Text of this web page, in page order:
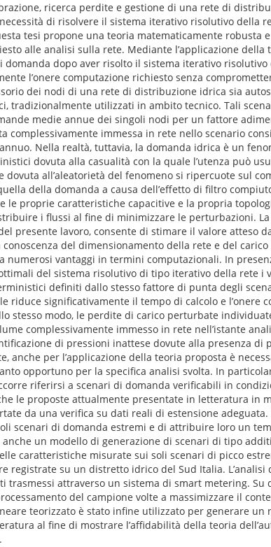
ricerca perdite e gestione di una rete di
di risolvere il sistema iterativo risolutivo della
tesi propone una teoria matematicamente robusta
alle analisi sulla rete. Mediante l’applicazione
dopo aver risolto il sistema iterativo
l’onere computazione richiesto senza
dei nodi di una rete di distribuzione idrica sia
tradizionalmente utilizzati in ambito tecnico. Tali
medie annue dei singoli nodi per un fattore
complessivamente immessa in rete nello scenario
Nella realtà, tuttavia, la domanda idrica è un
dovuta alla casualità con la quale l’utenza può
all’aleatorietà del fenomeno si ripercuote sul
della domanda a causa dell’effetto di filtro
le proprie caratteristiche capacitive e la propria
i flussi al fine di minimizzare le perturbazioni.
presente lavoro, consente di stimare il valore atteso
del dimensionamento della rete e del
numerosi vantaggi in termini computazionali. In
del sistema risolutivo di tipo iterativo della rete i
definiti dallo stesso fattore di punta degli
riduce significativamente il tempo di calcolo e l’onere
stesso modo, le perdite di carico perturbate
complessivamente immesso in rete nell’istante
di pressioni inattese dovute alla presenza di
anche per l’applicazione della teoria proposta è
opportuno per la specifica analisi svolta. In
riferirsi a scenari di domanda verificabili in
le proposte attualmente presentate in letteratura in
da una verifica su dati reali di estensione
scenari di domanda estremi e di attribuire loro un
un modello di generazione di scenari di tipo
caratteristiche misurate sui soli scenari di picco
registrate su un distretto idrico del Sud Italia.
trasmessi attraverso un sistema di smart metering.
del campione volte a massimizzare il
teorizzato è stato infine utilizzato per generare un
al fine di mostrare l’affidabilità della teoria